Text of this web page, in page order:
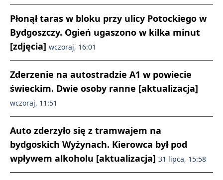
Płonął taras w bloku przy ulicy Potockiego w
Bydgoszczy. Ogień ugaszono w kilka minut
[zdjęcia] wczoraj, 16:01
Zderzenie na autostradzie A1 w powiecie
świeckim. Dwie osoby ranne [aktualizacja]
wczoraj, 11:51
Auto zderzyło się z tramwajem na
bydgoskich Wyżynach. Kierowca był pod
wpływem alkoholu [aktualizacja] 31 lipca, 15:58